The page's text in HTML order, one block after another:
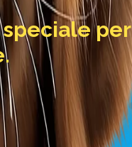
speciale per